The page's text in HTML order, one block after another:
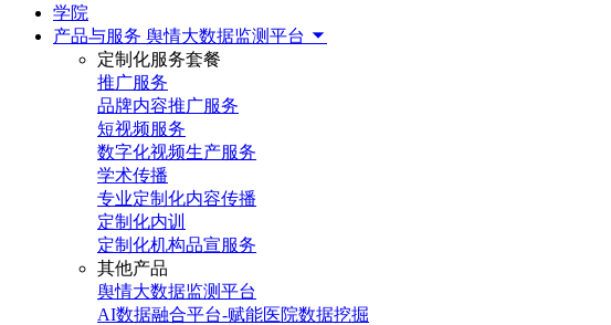
学院
产品与服务 舆情大数据监测平台
定制化服务套餐
推广服务
品牌内容推广服务
短视频服务
数字化视频生产服务
学术传播
专业定制化内容传播
定制化内训
定制化机构品宣服务
其他产品
舆情大数据监测平台
AI数据融合平台-赋能医院数据挖掘